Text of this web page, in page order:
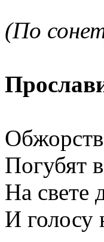
(По
Погубят
На свете
И голосу